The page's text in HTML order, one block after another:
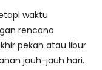
waktu
rencana
pekan atau libur
jauh-jauh hari.